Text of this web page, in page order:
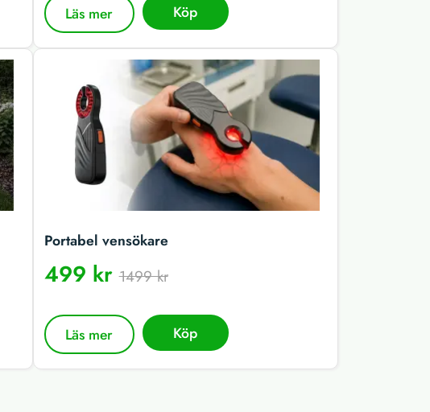
Läs mer Köp
Portabel vensökare
499 kr1499 kr
Läs mer Köp